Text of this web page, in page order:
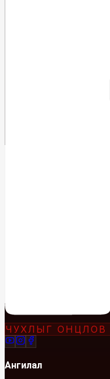
ЧУХЛЫГ ОНЦЛОВ
Ангилал